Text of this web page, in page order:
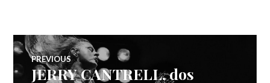
Navegação
PREVIOUS
Previous
JERRY CANTRELL, dos